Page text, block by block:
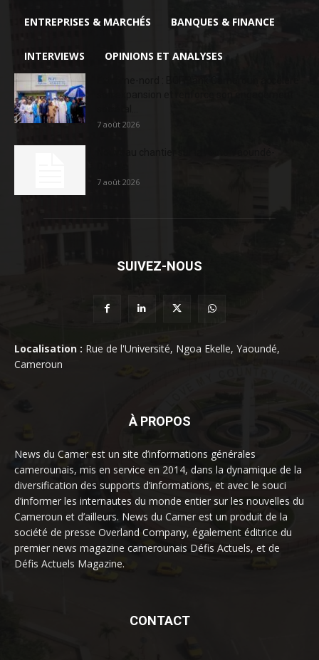
ENTREPRISES & MARCHÉS BANQUES & FINANCE
INTERVIEWS OPINIONS ET ANALYSES
7 août 2026
7 août 2026
SUIVEZ-NOUS
Localisation : Rue de l'Université, Ngoa Ekelle, Yaoundé,
Cameroun
À PROPOS
News du Camer est un site d’informations générales
camerounais, mis en service en 2014, dans la dynamique de la
diversification des supports d’informations, et avec le souci
d’informer les internautes du monde entier sur les nouvelles du
Cameroun et d’ailleurs. News du Camer est un produit de la
société de presse Overland Company, également éditrice du
premier news magazine camerounais Défis Actuels, et de
Défis Actuels Magazine.
CONTACT